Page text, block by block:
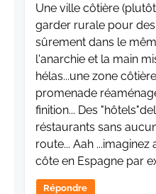
Une ville côtière
garder rurale pour
sûrement dans le
l'anarchie et la main
hélas...une zone
promenade
finition... Des
réstaurants sans
route... Aah
côte en Espagne par
Répondre